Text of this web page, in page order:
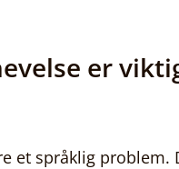
er
et språklig problem.